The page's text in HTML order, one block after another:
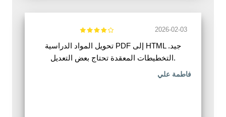
2026-02-03
تحويل المواد الدراسية PDF إلى HTML جيد.
التخطيطات المعقدة تحتاج بعض التعديل.
فاطمة علي